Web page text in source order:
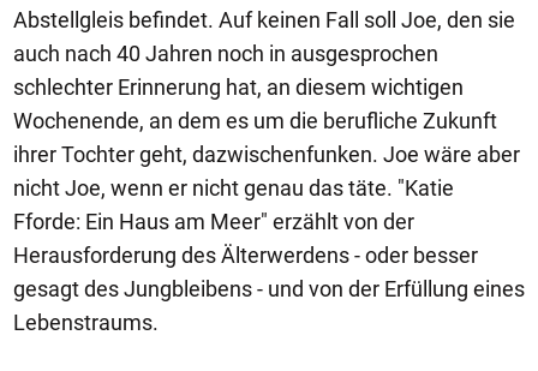
Abstellgleis befindet. Auf keinen Fall soll Joe, den sie
auch nach 40 Jahren noch in ausgesprochen
schlechter Erinnerung hat, an diesem wichtigen
Wochenende, an dem es um die berufliche Zukunft
ihrer Tochter geht, dazwischenfunken. Joe wäre aber
nicht Joe, wenn er nicht genau das täte. "Katie
Fforde: Ein Haus am Meer" erzählt von der
Herausforderung des Älterwerdens - oder besser
gesagt des Jungbleibens - und von der Erfüllung eines
Lebenstraums.